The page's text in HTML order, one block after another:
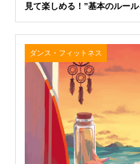
見て楽しめる！”基本のルー
ダンス・フィットネス